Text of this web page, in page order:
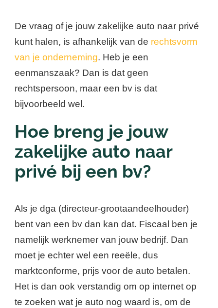
De vraag of je jouw zakelijke auto naar privé
kunt halen, is afhankelijk van de rechtsvorm
van je onderneming. Heb je een
eenmanszaak? Dan is dat geen
rechtspersoon, maar een bv is dat
bijvoorbeeld wel.
Hoe breng je jouw
zakelijke auto naar
privé bij een bv?
Als je dga (directeur-grootaandeelhouder)
bent van een bv dan kan dat. Fiscaal ben je
namelijk werknemer van jouw bedrijf. Dan
moet je echter wel een reeële, dus
marktconforme, prijs voor de auto betalen.
Het is dan ook verstandig om op internet op
te zoeken wat je auto nog waard is, om de